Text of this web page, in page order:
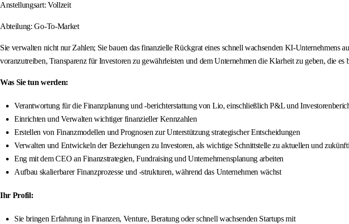
Anstellungsart: Vollzeit
Abteilung: Go-To-Market
Sie verwalten nicht nur Zahlen; Sie bauen das finanzielle Rückgrat eines schnell wachsenden KI-
voranzutreiben, Transparenz für Investoren zu gewährleisten und dem Unternehmen die Klarheit zu geben, die
Was Sie tun werden:
Verantwortung für die Finanzplanung und -berichterstattung von Lio, einschließlich P&L und
Einrichten und Verwalten wichtiger finanzieller Kennzahlen
Erstellen von Finanzmodellen und Prognosen zur Unterstützung strategischer Entscheidungen
Verwalten und Entwickeln der Beziehungen zu Investoren, als wichtige Schnittstelle zu aktuellen und
Eng mit dem CEO an Finanzstrategien, Fundraising und Unternehmensplanung arbeiten
Aufbau skalierbarer Finanzprozesse und -strukturen, während das Unternehmen wächst
Ihr Profil:
Sie bringen Erfahrung in Finanzen, Venture, Beratung oder schnell wachsenden Startups mit